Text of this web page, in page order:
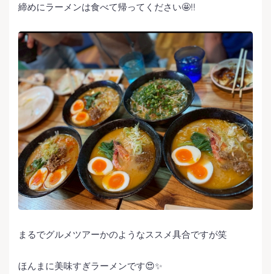
締めにラーメンは食べて帰ってください🤩‼️
まるでグルメツアーかのようなススメ具合ですが笑
ほんまに美味すぎラーメンです😍✨